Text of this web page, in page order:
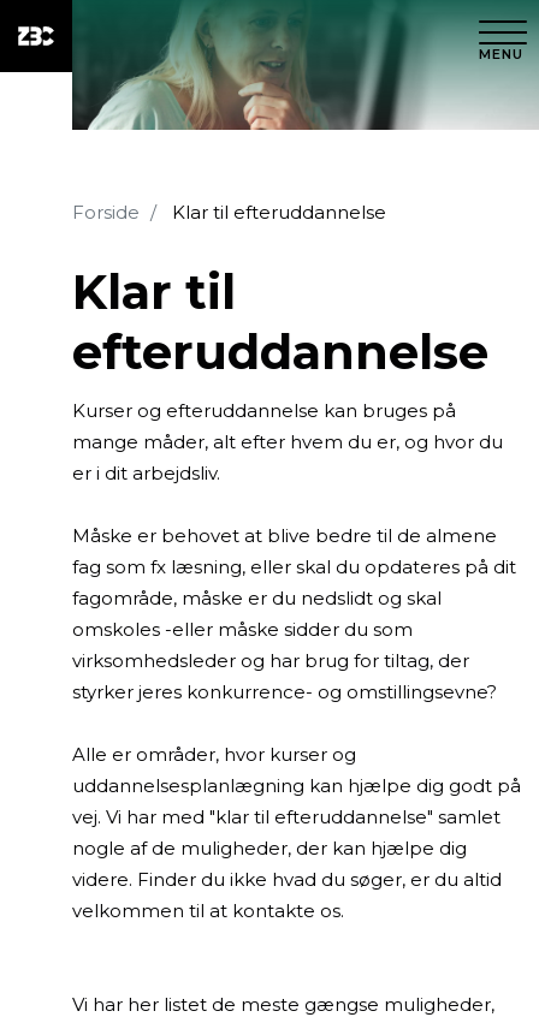
MENU
Forside Klar til efteruddannelse
Klar til
efteruddannelse
Kurser og efteruddannelse kan bruges på
mange måder, alt efter hvem du er, og hvor du
er i dit arbejdsliv.
Måske er behovet at blive bedre til de almene
fag som fx læsning, eller skal du opdateres på dit
fagområde, måske er du nedslidt og skal
omskoles -eller måske sidder du som
virksomhedsleder og har brug for tiltag, der
styrker jeres konkurrence- og omstillingsevne?
Alle er områder, hvor kurser og
uddannelsesplanlægning kan hjælpe dig godt på
vej. Vi har med "klar til efteruddannelse" samlet
nogle af de muligheder, der kan hjælpe dig
videre. Finder du ikke hvad du søger, er du altid
velkommen til at kontakte os.
Vi har her listet de meste gængse muligheder,